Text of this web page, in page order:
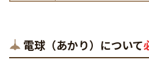
電球（あかり）について